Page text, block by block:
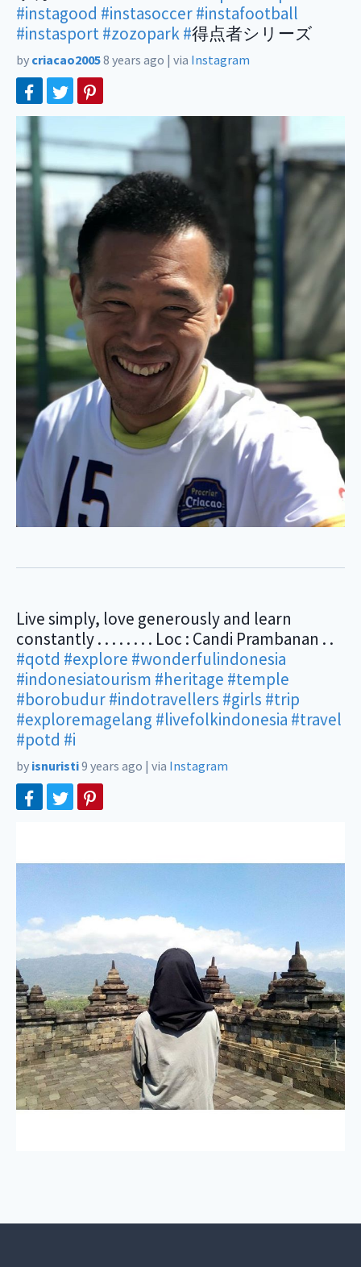
#instagood #instasoccer#instafootball
#instasport#zozopark#得点者シリーズ
by criacao20058 years ago | via Instagram
Live simply, love generously and learn
constantly . . . . . . . . Loc : Candi Prambanan . .
#qotd #explore #wonderfulindonesia
#indonesiatourism #heritage #temple
#borobudur#indotravellers #girls #trip
#exploremagelang #livefolkindonesia #travel
#potd #i
by isnuristi9 years ago | via Instagram